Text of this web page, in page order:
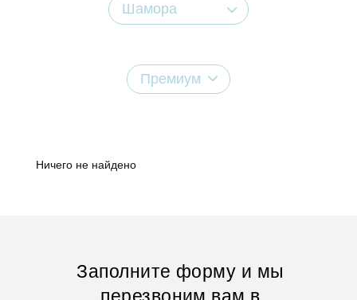
Шамора
Премиум
Ничего не найдено
Заполните форму и мы
перезвоним вам в